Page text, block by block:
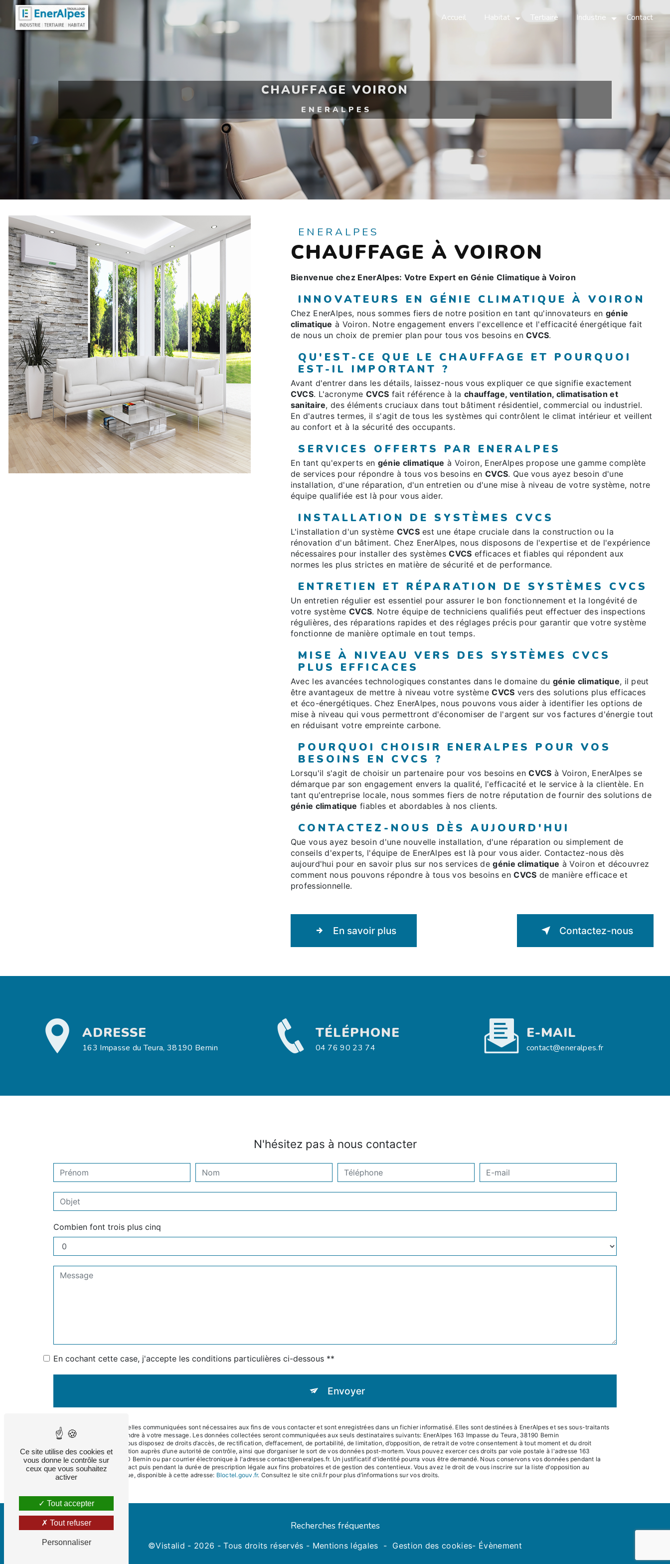
Accueil Habitat Tertiaire Industrie Contact
CHAUFFAGE VOIRON
ENERALPES
ENERALPES
CHAUFFAGE À VOIRON
Bienvenue chez EnerAlpes: Votre Expert en Génie Climatique à Voiron
INNOVATEURS EN GÉNIE CLIMATIQUE À VOIRON
Chez EnerAlpes, nous sommes fiers de notre position en tant qu'innovateurs en génie
climatique à Voiron. Notre engagement envers l'excellence et l'efficacité énergétique fait
de nous un choix de premier plan pour tous vos besoins enCVCS.
QU'EST-CE QUE LE CHAUFFAGE ET POURQUOI
EST-IL IMPORTANT ?
Avant d'entrer dans les détails, laissez-nous vous expliquer ce que signifie exactement
CVCS. L'acronymeCVCS fait référence à lachauffage, ventilation, climatisation et
sanitaire, des éléments cruciaux dans tout bâtiment résidentiel, commercial ou industriel.
En d'autres termes, il s'agit de tous les systèmes qui contrôlent le climat intérieur et veillent
au confort et à la sécurité des occupants.
SERVICES OFFERTS PAR ENERALPES
En tant qu'experts en génie climatique à Voiron, EnerAlpes propose une gamme complète
de services pour répondre à tous vos besoins en CVCS. Que vous ayez besoin d'une
installation, d'une réparation, d'un entretien ou d'une mise à niveau de votre système, notre
équipe qualifiée est là pour vous aider.
INSTALLATION DE SYSTÈMES CVCS
L'installation d'un système CVCSest une étape cruciale dans la construction ou la
rénovation d'un bâtiment. Chez EnerAlpes, nous disposons de l'expertise et de l'expérience
nécessaires pour installer des systèmesCVCS efficaces et fiables qui répondent aux
normes les plus strictes en matière de sécurité et de performance.
ENTRETIEN ET RÉPARATION DE SYSTÈMES CVCS
Un entretien régulier est essentiel pour assurer le bon fonctionnement et la longévité de
votre systèmeCVCS. Notre équipe de techniciens qualifiés peut effectuer des inspections
régulières, des réparations rapides et des réglages précis pour garantir que votre système
fonctionne de manière optimale en tout temps.
MISE À NIVEAU VERS DES SYSTÈMES CVCS
PLUS EFFICACES
Avec les avancées technologiques constantes dans le domaine du génie climatique, il peut
être avantageux de mettre à niveau votre systèmeCVCS vers des solutions plus efficaces
et éco-énergétiques. Chez EnerAlpes, nous pouvons vous aider à identifier les options de
mise à niveau qui vous permettront d'économiser de l'argent sur vos factures d'énergie tout
en réduisant votre empreinte carbone.
POURQUOI CHOISIR ENERALPES POUR VOS
BESOINS EN CVCS ?
Lorsqu'il s'agit de choisir un partenaire pour vos besoins enCVCS à Voiron, EnerAlpes se
démarque par son engagement envers la qualité, l'efficacité et le service à la clientèle. En
tant qu'entreprise locale, nous sommes fiers de notre réputation de fournir des solutions de
génie climatique fiables et abordables à nos clients.
CONTACTEZ-NOUS DÈS AUJOURD'HUI
Que vous ayez besoin d'une nouvelle installation, d'une réparation ou simplement de
conseils d'experts, l'équipe de EnerAlpes est là pour vous aider. Contactez-nous dès
aujourd'hui pour en savoir plus sur nos services degénie climatique à Voiron et découvrez
comment nous pouvons répondre à tous vos besoins enCVCS de manière efficace et
professionnelle.
En savoir plus Contactez-nous
ADRESSE
163 Impasse du Teura, 38190 Bernin
TÉLÉPHONE
04 76 90 23 74
E-MAIL
contact@eneralpes.fr
N'hésitez pas à nous contacter
Combien font trois plus cinq
En cochant cette case, j'accepte les conditions particulières ci-dessous **
Envoyer
** Les données personnelles communiquées sont nécessaires aux fins de vous contacter et sont enregistrées dans un fichier informatisé. Elles sont destinées à EnerAlpes et ses sous-traitants
dans le seul but de répondre à votre message. Les données collectées seront communiquées aux seuls destinataires suivants: EnerAlpes 163 Impasse du Teura, 38190 Bernin
contact@eneralpes.fr. Vous disposez de droits d’accès, de rectification, d’effacement, de portabilité, de limitation, d’opposition, de retrait de votre consentement à tout moment et du droit
d’introduire une réclamation auprès d’une autorité de contrôle, ainsi que d’organiser le sort de vos données post-mortem. Vous pouvez exercer ces droits par voie postale à l'adresse 163
Impasse du Teura, 38190 Bernin ou par courrier électronique à l'adresse contact@eneralpes.fr. Un justificatif d'identité pourra vous être demandé. Nous conservons vos données pendant la
période de prise de contact puis pendant la durée de prescription légale aux fins probatoires et de gestion des contentieux. Vous avez le droit de vous inscrire sur la liste d'opposition au
démarchage téléphonique, disponible à cette adresse: Bloctel.gouv.fr. Consultez le site cnil.fr pour plus d’informations sur vos droits.
Recherches fréquentes
©Vistalid - 2026 - Tous droits réservés - Mentions légales - Gestion des cookies- Évènement
Panneau de gestion des cookies
Ce site utilise des cookies et
vous donne le contrôle sur
ceux que vous souhaitez
activer
Tout accepter
Tout refuser
Personnaliser